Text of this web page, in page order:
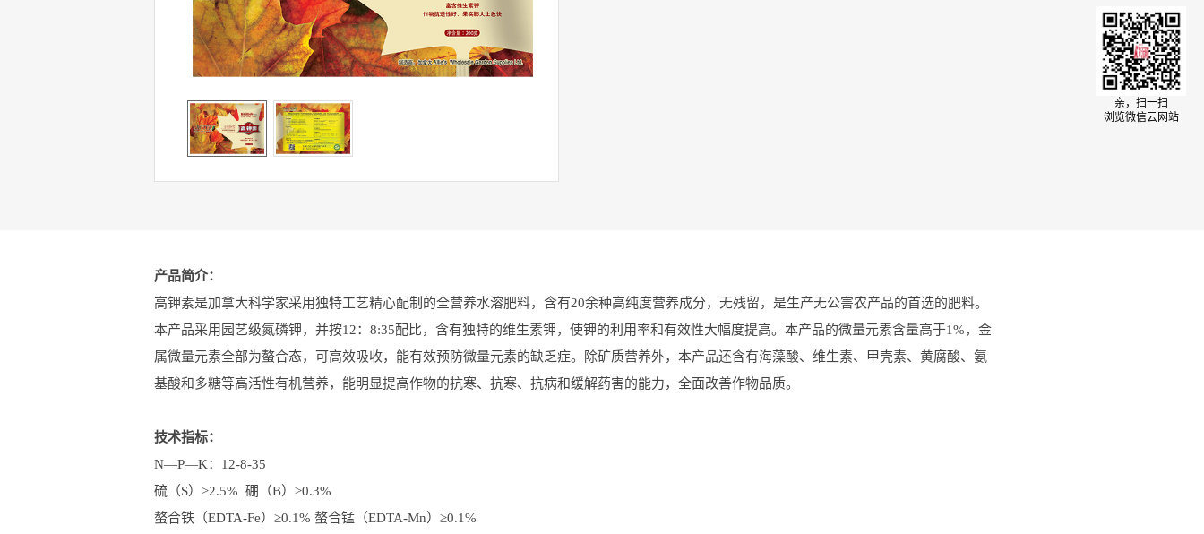
产品简介：
高钾素是加拿大科学家采用独特工艺精心配制的全营养水溶肥料，含有20余种高纯度营养成分，无残留，是生产无公害农产品的首选的肥料。
本产品采用园艺级氮磷钾，并按12：8:35配比，含有独特的维生素钾，使钾的利用率和有效性大幅度提高。本产品的微量元素含量高于1%，金
属微量元素全部为螯合态，可高效吸收，能有效预防微量元素的缺乏症。除矿质营养外，本产品还含有海藻酸、维生素、甲壳素、黄腐酸、氨
基酸和多糖等高活性有机营养，能明显提高作物的抗寒、抗寒、抗病和缓解药害的能力，全面改善作物品质。
技术指标：
N—P—K：12-8-35
硫（S）≥2.5% 硼（B）≥0.3%
螯合铁（EDTA-Fe）≥0.1% 螯合锰（EDTA-Mn）≥0.1%
亲，扫一扫
浏览微信云网站